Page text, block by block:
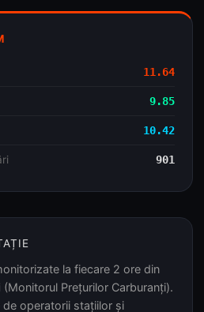
11.64
9.85
10.42
901
la fiecare 2 ore din
(Monitorul Prețurilor Carburanți).
operatorii stațiilor și